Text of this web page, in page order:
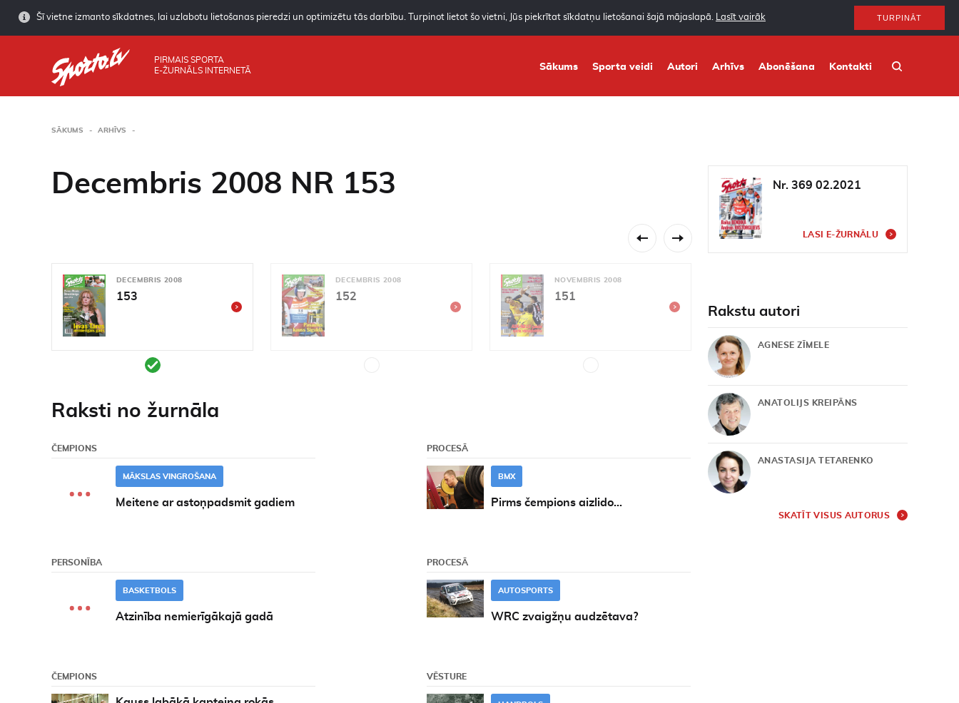
Šī vietne izmanto sīkdatnes, lai uzlabotu lietošanas pieredzi un optimizētu tās darbību. Turpinot lietot šo vietni, Jūs piekrītat sīkdatņu lietošanai šajā mājaslapā. Lasīt vairāk TURPINĀT
PIRMAIS SPORTA
E-ŽURNĀLS INTERNETĀ
Sākums Sporta veidi Autori Arhīvs Abonēšana Kontakti
SĀKUMS ARHĪVS
Decembris 2008 NR 153
DECEMBRIS 2008
153
DECEMBRIS 2008
152
NOVEMBRIS 2008
151
Raksti no žurnāla
ČEMPIONS
MĀKSLAS VINGROŠANA
Meitene ar astoņpadsmit gadiem
PROCESĀ
BMX
Pirms čempions aizlido...
PERSONĪBA
BASKETBOLS
Atzinība nemierīgākajā gadā
PROCESĀ
AUTOSPORTS
WRC zvaigžņu audzētava?
ČEMPIONS VĒSTURE
Nr. 369 02.2021
LASI E-ŽURNĀLU
Rakstu autori
AGNESE ZĪMELE
ANATOLIJS KREIPĀNS
ANASTASIJA TETARENKO
SKATĪT VISUS AUTORUS